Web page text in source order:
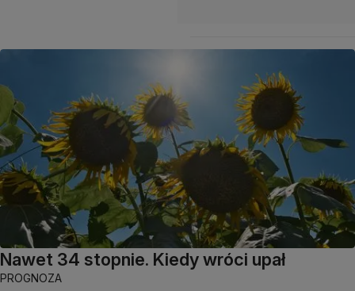
Nawet 34 stopnie. Kiedy wróci upał
PROGNOZA